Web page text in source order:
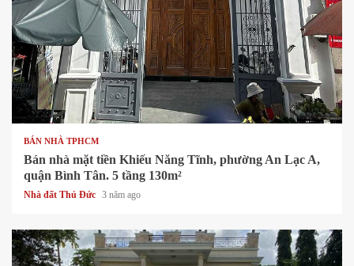
1 min read
BÁN NHÀ TPHCM
Bán nhà mặt tiền Khiếu Năng Tĩnh, phường An Lạc A,
quận Bình Tân. 5 tầng 130m²
Nhà đất Thủ Đức 3 năm ago